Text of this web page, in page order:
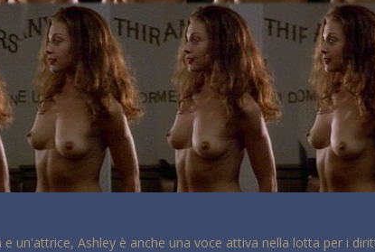
un'attrice, Ashley è anche una voce attiva nella lotta per i